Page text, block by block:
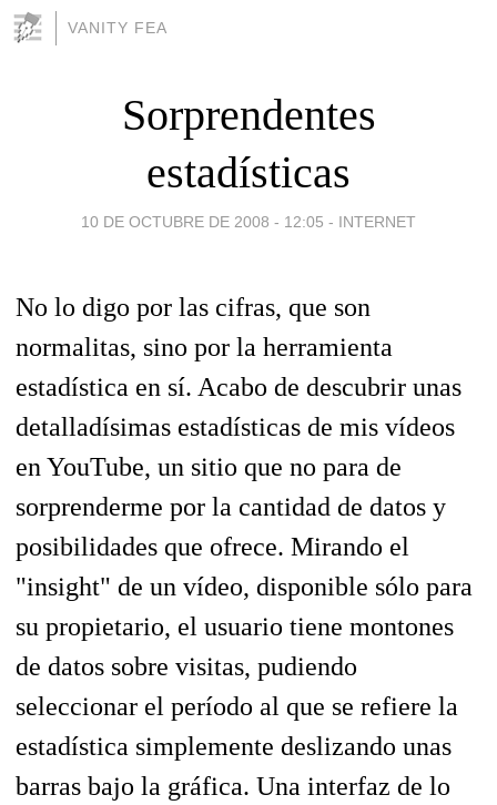
VANITY FEA
Sorprendentes
estadísticas
10 DE OCTUBRE DE 2008 - 12:05 - INTERNET
No lo digo por las cifras, que son
normalitas, sino por la herramienta
estadística en sí. Acabo de descubrir unas
detalladísimas estadísticas de mis vídeos
en YouTube, un sitio que no para de
sorprenderme por la cantidad de datos y
posibilidades que ofrece. Mirando el
"insight" de un vídeo, disponible sólo para
su propietario, el usuario tiene montones
de datos sobre visitas, pudiendo
seleccionar el período al que se refiere la
estadística simplemente deslizando unas
barras bajo la gráfica. Una interfaz de lo